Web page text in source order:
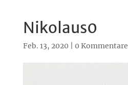
Nikolaus0
Feb. 13, 2020 0 Kommentare